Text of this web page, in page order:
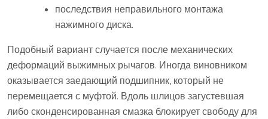
последствия неправильного монтажа
нажимного диска.
Подобный вариант случается после механических
деформаций выжимных рычагов. Иногда виновником
оказывается заедающий подшипник, который не
перемещается с муфтой. Вдоль шлицов загустевшая
либо сконденсированная смазка блокирует свободу для